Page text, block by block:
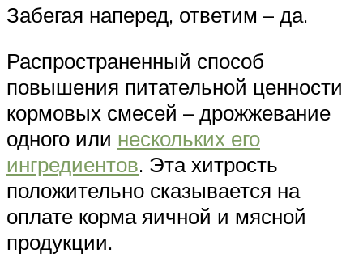
Забегая наперед, ответим – да.
Распространенный способ
повышения питательной ценности
кормовых смесей – дрожжевание
одного или нескольких его
ингредиентов. Эта хитрость
положительно сказывается на
оплате корма яичной и мясной
продукции.